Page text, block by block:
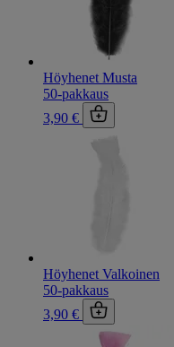
Höyhenet Musta
50-pakkaus
3,90 €
Höyhenet Valkoinen
50-pakkaus
3,90 €